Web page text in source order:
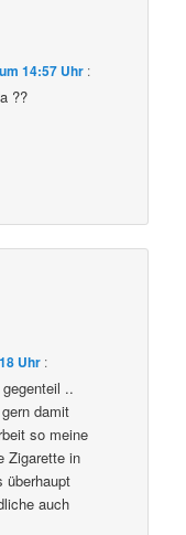
14:57 Uhr :
??
Uhr :
..
damit
so meine
Zigarette in
überhaupt
auch